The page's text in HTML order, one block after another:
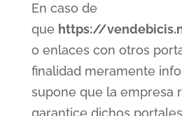
En caso de
que https://
o enlaces con otros
finalidad meramente
supone que la empresa
garantice dichos